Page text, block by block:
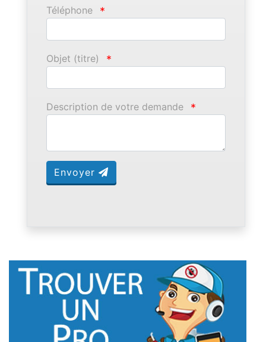
Téléphone *
Objet (titre) *
Description de votre demande *
Envoyer